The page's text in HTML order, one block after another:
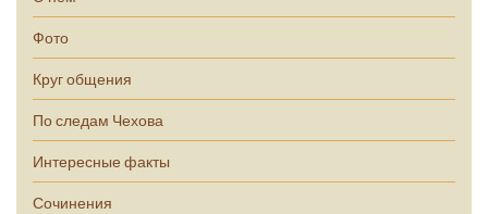
Фото
Круг общения
По следам Чехова
Интересные факты
Сочинения